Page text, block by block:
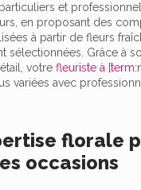
et
en proposant des
à partir de fleurs
sélectionnées. Grâce à
votre fleuriste à
variées avec
florale
occasions